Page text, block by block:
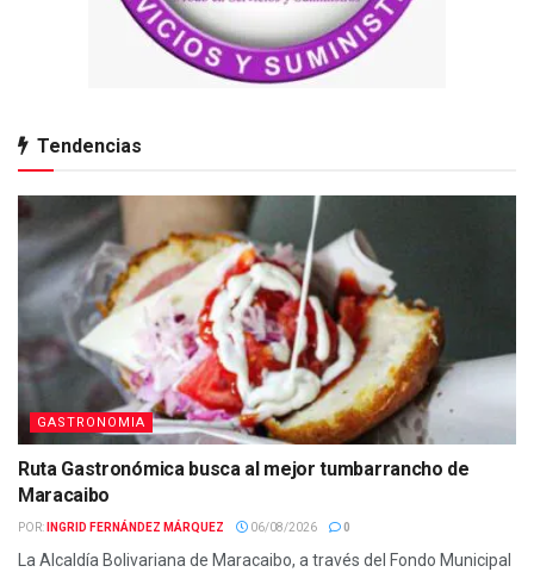
Tendencias
GASTRONOMIA
Ruta Gastronómica busca al mejor tumbarrancho de
Maracaibo
POR: INGRID FERNÁNDEZ MÁRQUEZ 06/08/2026 0
La Alcaldía Bolivariana de Maracaibo, a través del Fondo Municipal